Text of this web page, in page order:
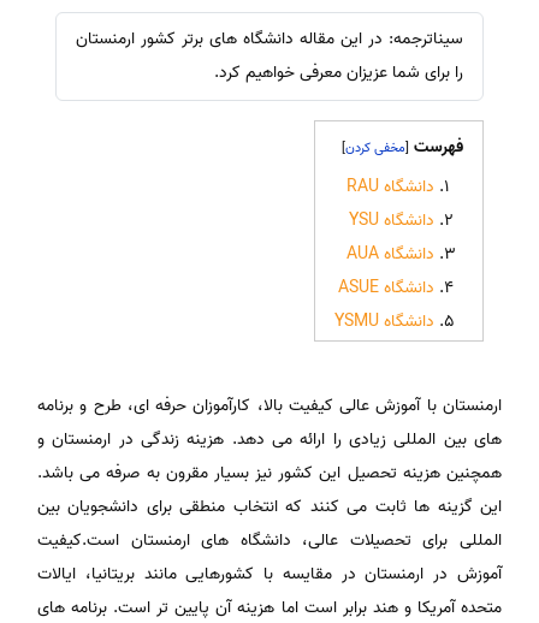
سیناترجمه: در این مقاله دانشگاه های برتر کشور ارمنستان
را برای شما عزیزان معرفی خواهیم کرد.
فهرست [
]
دانشگاه RAU
دانشگاه YSU
دانشگاه AUA
دانشگاه ASUE
دانشگاه YSMU
ارمنستان با آموزش عالی کیفیت بالا، کارآموزان حرفه ای، طرح و برنامه
های بین المللی زیادی را ارائه می دهد. هزینه زندگی در ارمنستان و
همچنین هزینه تحصیل این کشور نیز بسیار مقرون به صرفه می باشد.
این گزینه ها ثابت می کنند که انتخاب منطقی برای دانشجویان بین
المللی برای تحصیلات عالی، دانشگاه های ارمنستان است.کیفیت
آموزش در ارمنستان در مقایسه با کشورهایی مانند بریتانیا، ایالات
متحده آمریکا و هند برابر است اما هزینه آن پایین تر است. برنامه های